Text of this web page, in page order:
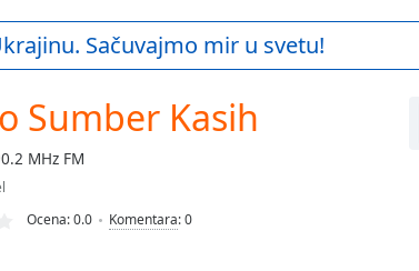
Sačuvajmo mir u svetu!
Sumber Kasih
MHz FM
Ocena:0.0 Komentara:0